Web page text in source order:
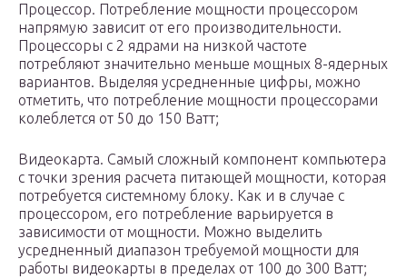
Процессор. Потребление мощности процессором
напрямую зависит от его производительности.
Процессоры с 2 ядрами на низкой частоте
потребляют значительно меньше мощных 8-ядерных
вариантов. Выделяя усредненные цифры, можно
отметить, что потребление мощности процессорами
колеблется от 50 до 150 Ватт;
Видеокарта. Самый сложный компонент компьютера
с точки зрения расчета питающей мощности, которая
потребуется системному блоку. Как и в случае с
процессором, его потребление варьируется в
зависимости от мощности. Можно выделить
усредненный диапазон требуемой мощности для
работы видеокарты в пределах от 100 до 300 Ватт;